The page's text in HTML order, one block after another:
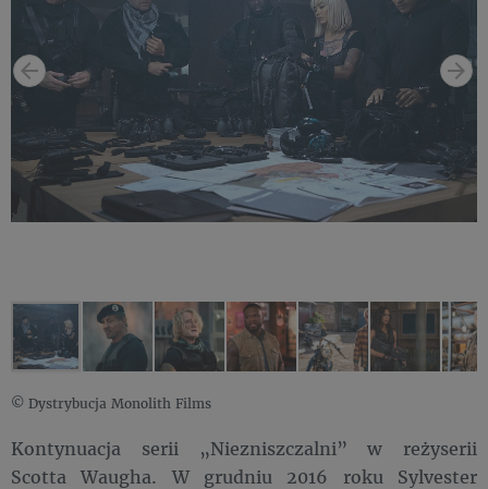
© Dystrybucja Monolith Films
Kontynuacja serii „Niezniszczalni” w reżyserii
Scotta Waugha. W grudniu 2016 roku Sylvester